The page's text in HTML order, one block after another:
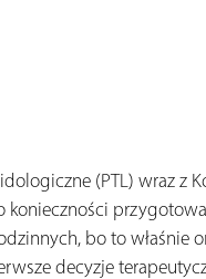
(PTL) wraz z
konieczności
bo to właśnie
decyzje